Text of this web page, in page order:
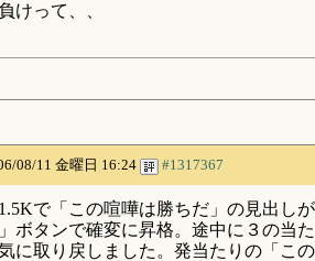
けって、、
08/11 金曜日 16:24 #1317367
で「この喧嘩は勝ちだ」の見出し
ボタンで確変に昇格。途中に３の当
に取り戻しました。発当たりの「こ